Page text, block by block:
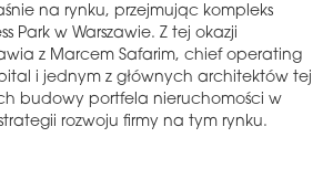
na rynku, przejmując kompleks
Park w Warszawie. Z tej okazji
z Marcem Safarim, chief operating
i jednym z głównych architektów tej
budowy portfela nieruchomości w
rozwoju firmy na tym rynku.